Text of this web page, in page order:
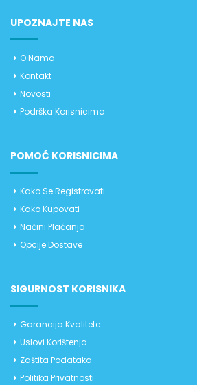
UPOZNAJTE NAS
O Nama
Kontakt
Novosti
Podrška Korisnicima
POMOĆ KORISNICIMA
Kako Se Registrovati
Kako Kupovati
Načini Plaćanja
Opcije Dostave
SIGURNOST KORISNIKA
Garancija Kvalitete
Uslovi Korištenja
Zaštita Podataka
Politika Privatnosti